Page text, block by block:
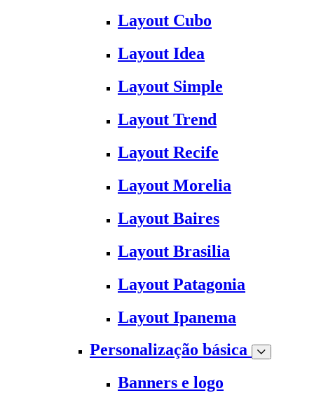
Layout Cubo
Layout Idea
Layout Simple
Layout Trend
Layout Recife
Layout Morelia
Layout Baires
Layout Brasilia
Layout Patagonia
Layout Ipanema
Personalização básica
Banners e logo